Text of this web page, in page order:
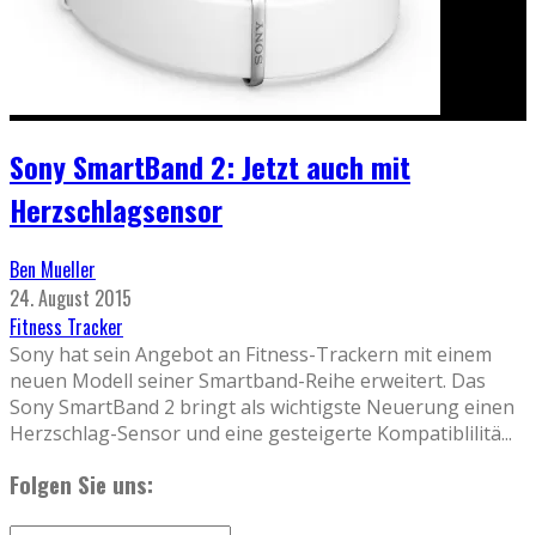
Sony SmartBand 2: Jetzt auch mit
Herzschlagsensor
Ben Mueller
24. August 2015
Fitness Tracker
Sony hat sein Angebot an Fitness-Trackern mit einem
neuen Modell seiner Smartband-Reihe erweitert. Das
Sony SmartBand 2 bringt als wichtigste Neuerung einen
Herzschlag-Sensor und eine gesteigerte Kompatiblilitä...
Folgen Sie uns: